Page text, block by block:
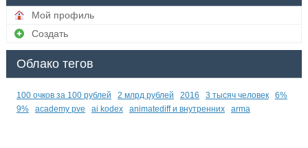
Мой профиль
Создать
Облако тегов
100 очков за 100 рублей 2 млрд рублей 2016 3 тысяч человек
6%
9%
academy pve ai kodex animatediff и внутренних arma